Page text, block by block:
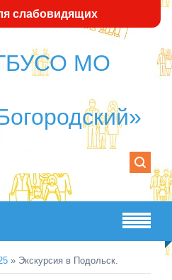
слабовидящих
МО
» Экскурсия в Подольск.